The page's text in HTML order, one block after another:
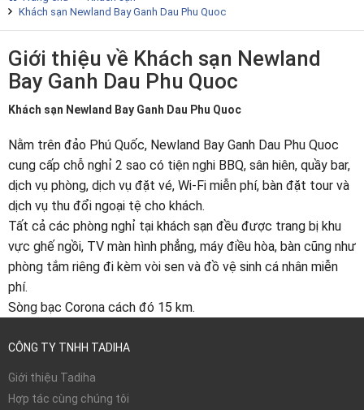
Khách sạn Newland Bay Ganh Dau Phu Quoc
Giới thiệu về Khách sạn Newland
Bay Ganh Dau Phu Quoc
Khách sạn Newland Bay Ganh Dau Phu Quoc
Nằm trên đảo Phú Quốc, Newland Bay Ganh Dau Phu Quoc
cung cấp chỗ nghỉ 2 sao có tiện nghi BBQ, sân hiên, quầy bar,
dịch vụ phòng, dịch vụ đặt vé, Wi-Fi miễn phí, bàn đặt tour và
dịch vụ thu đổi ngoại tệ cho khách.
Tất cả các phòng nghỉ tại khách sạn đều được trang bị khu
vực ghế ngồi, TV màn hình phẳng, máy điều hòa, bàn cũng như
phòng tắm riêng đi kèm vòi sen và đồ vệ sinh cá nhân miễn
phí.
Sòng bạc Corona cách đó 15 km.
CÔNG TY TNHH TADIHA
Giới thiệu Tadiha
Hợp tác cùng chúng tôi